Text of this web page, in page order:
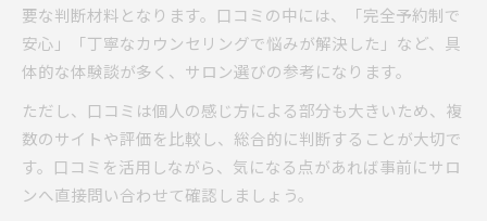
要な判断材料となります。口コミの中には、「完全予約制で
安心」「丁寧なカウンセリングで悩みが解決した」など、具
体的な体験談が多く、サロン選びの参考になります。
ただし、口コミは個人の感じ方による部分も大きいため、複
数のサイトや評価を比較し、総合的に判断することが大切で
す。口コミを活用しながら、気になる点があれば事前にサロ
ンへ直接問い合わせて確認しましょう。